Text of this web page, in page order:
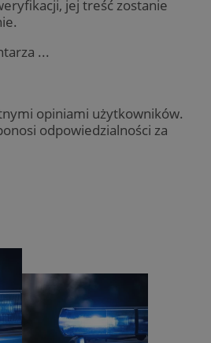
jej treść zostanie
...
opiniami użytkowników.
odpowiedzialności za